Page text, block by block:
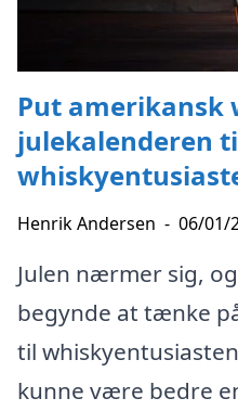
Put amerikansk
julekalenderen
Henrik Andersen - 06/01/
Julen nærmer sig,
begynde at tænke
til
kunne være bedre